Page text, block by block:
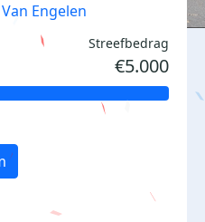
Engelen
Streefbedrag
€5.000